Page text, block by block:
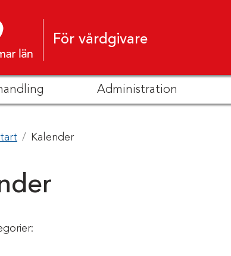
För vårdgivare
Administration
Kalender